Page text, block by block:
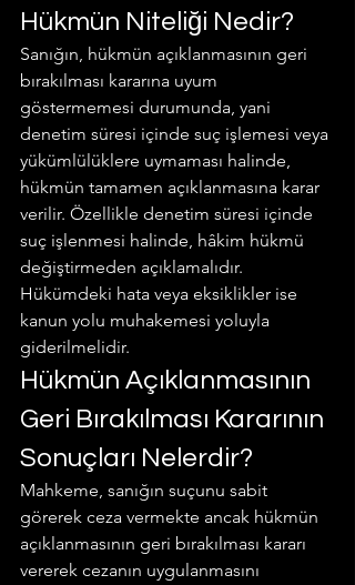
Hükmün Niteliği Nedir?
Sanığın, hükmün açıklanmasının geri
bırakılması kararına uyum
göstermemesi durumunda, yani
denetim süresi içinde suç işlemesi veya
yükümlülüklere uymaması halinde,
hükmün tamamen açıklanmasına karar
verilir. Özellikle denetim süresi içinde
suç işlenmesi halinde, hâkim hükmü
değiştirmeden açıklamalıdır.
Hükümdeki hata veya eksiklikler ise
kanun yolu muhakemesi yoluyla
giderilmelidir.
Hükmün Açıklanmasının
Geri Bırakılması Kararının
Sonuçları Nelerdir?
Mahkeme, sanığın suçunu sabit
görerek ceza vermekte ancak hükmün
açıklanmasının geri bırakılması kararı
vererek cezanın uygulanmasını